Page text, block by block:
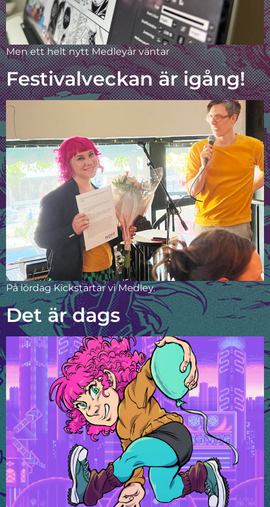
Men ett helt nytt Medleyår väntar
Festivalveckan är igång!
På lördag Kickstartar vi Medley.
Det är dags